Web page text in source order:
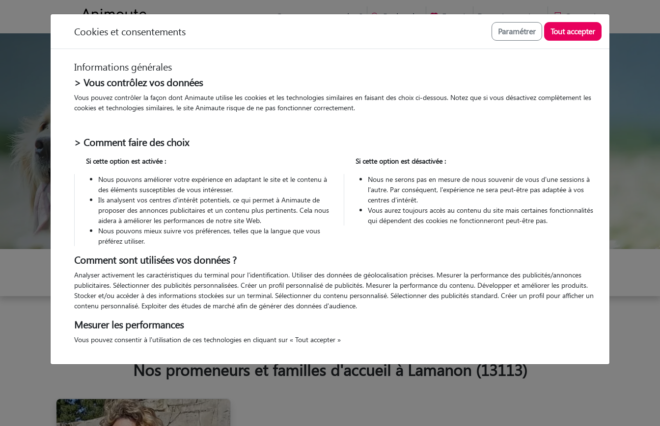
Comment ça marche ? Recherche Favoris Devenir pet sitter Connexion
GARDE ANIMAUX à Lamanon : Garde chien et chat en famille ou à domicile, visites et promenades
Trouvez une garde animaux à
Lamanon
Garde Promenades
Pour quel animal ?
Trouver mon Pet Sitter
Indiquez vos dates
Nos promeneurs et familles d'accueil à Lamanon (13113)
Cookies et consentements Paramétrer Tout accepter
Informations générales
> Vous contrôlez vos données
Vous pouvez contrôler la façon dont Animaute utilise les cookies et les technologies similaires en faisant des choix ci-dessous. Notez que si vous désactivez complètement les
cookies et technologies similaires, le site Animaute risque de ne pas fonctionner correctement.
> Comment faire des choix
Si cette option est activée :
Nous pouvons améliorer votre expérience en adaptant le site et le contenu à
des éléments susceptibles de vous intéresser.
Ils analysent vos centres d'intérêt potentiels, ce qui permet à Animaute de
proposer des annonces publicitaires et un contenu plus pertinents. Cela nous
aidera à améliorer les performances de notre site Web.
Nous pouvons mieux suivre vos préférences, telles que la langue que vous
préférez utiliser.
Si cette option est désactivée :
Nous ne serons pas en mesure de nous souvenir de vous d'une sessions à
l'autre. Par conséquent, l'expérience ne sera peut-être pas adaptée à vos
centres d'intérêt.
Vous aurez toujours accès au contenu du site mais certaines fonctionnalités
qui dépendent des cookies ne fonctionneront peut-être pas.
Comment sont utilisées vos données ?
Analyser activement les caractéristiques du terminal pour l'identification. Utiliser des données de géolocalisation précises. Mesurer la performance des publicités/annonces
publicitaires. Sélectionner des publicités personnalisées. Créer un profil personnalisé de publicités. Mesurer la performance du contenu. Développer et améliorer les produits.
Stocker et/ou accéder à des informations stockées sur un terminal. Sélectionner du contenu personnalisé. Sélectionner des publicités standard. Créer un profil pour afficher un
contenu personnalisé. Exploiter des études de marché afin de générer des données d'audience.
Mesurer les performances
Vous pouvez consentir à l'utilisation de ces technologies en cliquant sur « Tout accepter »